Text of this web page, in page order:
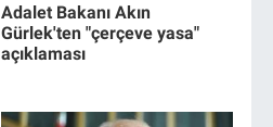
Adalet Bakanı Akın
Gürlek'ten "çerçeve yasa"
açıklaması